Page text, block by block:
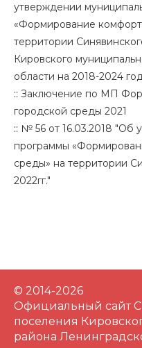
утверждении
«Формирование
территории
Кировского
области на 2018-2024
:: Заключение по МП
городской среды 2021
:: № 56 от 16.03.2018 "Об
программы
среды» на территории
2022гг."
© 2014-2026
Официальный сайт
поселения
района